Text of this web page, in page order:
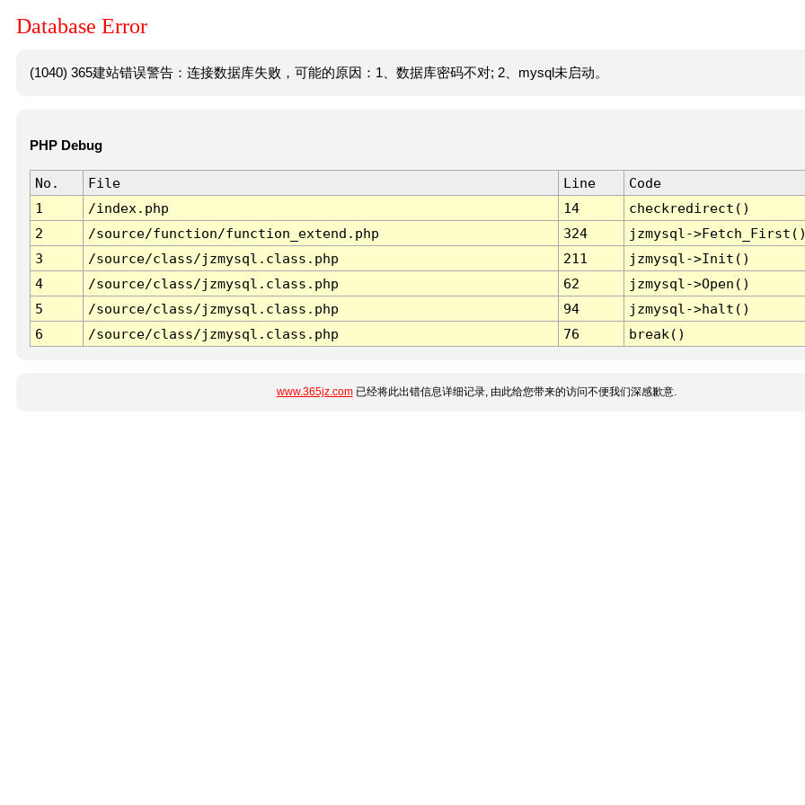
Database Error
(1040) 365建站错误警告：连接数据库失败，可能的原因：1、数据库密码不对; 2、mysql未启动。
PHP Debug
No. File Line
Code
1
/index.php 14
checkredirect()
2
/source/function/function_extend.php 324
jzmysql-
3
/source/class/jzmysql.class.php 211
jzmysql->Init()
4
/source/class/jzmysql.class.php 62
jzmysql->Open()
5
/source/class/jzmysql.class.php 94
jzmysql->halt()
6
/source/class/jzmysql.class.php 76 break()
www.365jz.com已经将此出错信息详细记录, 由此给您带来的访问不便我们深感歉意.